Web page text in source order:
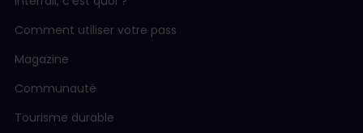
Comment utiliser votre pass
Magazine
Communauté
Tourisme durable